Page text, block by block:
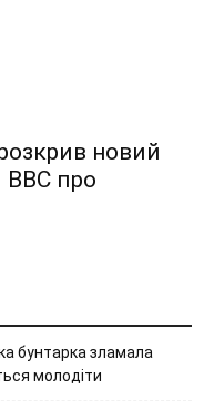
новий
ВВС про
бунтарка зламала
молодіти